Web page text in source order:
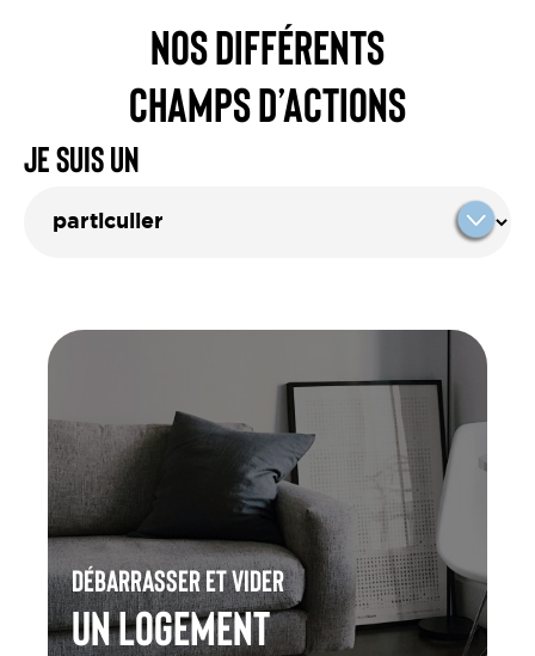
NOS DIFFÉRENTS
CHAMPS D’ACTIONS
Je suis un
Débarrasser et vider
un Logement